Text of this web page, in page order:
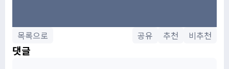
목록으로 공유 추천 비추천
댓글